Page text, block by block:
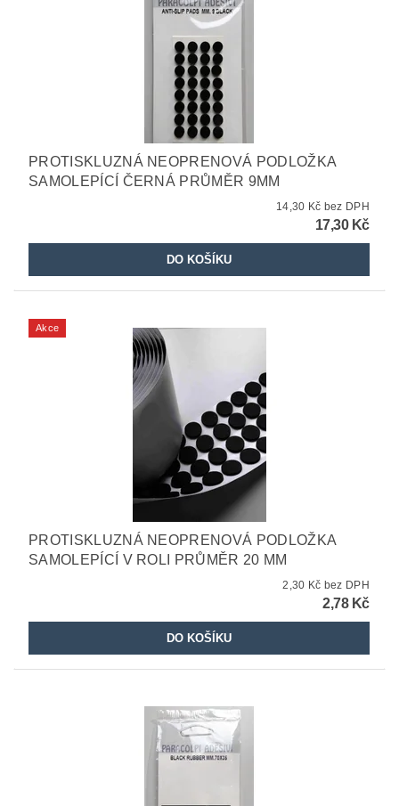
PROTISKLUZNÁ NEOPRENOVÁ PODLOŽKA
SAMOLEPÍCÍ ČERNÁ PRŮMĚR 9MM
14,30 Kč bez DPH
17,30 Kč
Akce
PROTISKLUZNÁ NEOPRENOVÁ PODLOŽKA
SAMOLEPÍCÍ V ROLI PRŮMĚR 20 MM
2,30 Kč bez DPH
2,78 Kč